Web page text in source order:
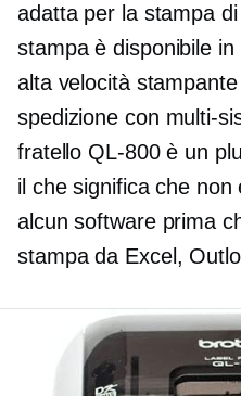
adatta per la stampa
stampa è disponibile
alta velocitàstampante
spedizione con multi-
fratello QL-800è un
il che significa che
alcun software prima
stampa da Excel,